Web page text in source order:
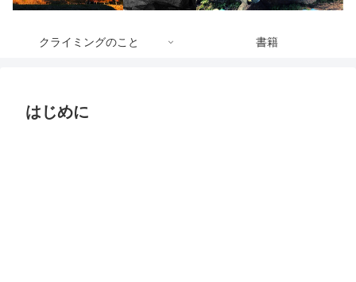
クライミングのこと 書籍
はじめに